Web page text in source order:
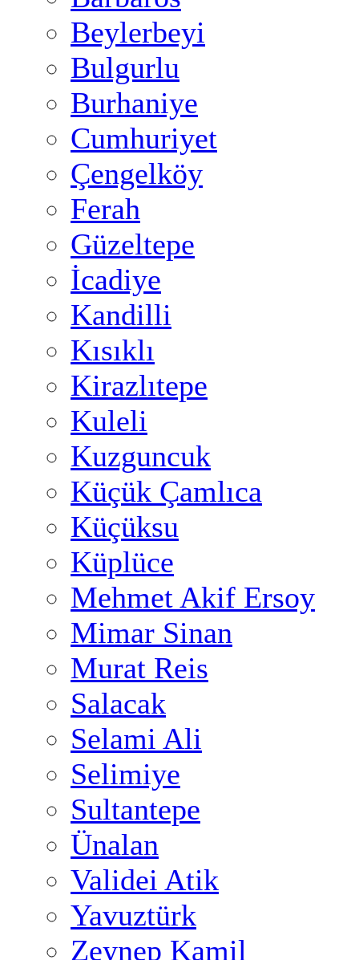
Beylerbeyi
Bulgurlu
Burhaniye
Cumhuriyet
Çengelköy
Ferah
Güzeltepe
İcadiye
Kandilli
Kısıklı
Kirazlıtepe
Kuleli
Kuzguncuk
Küçük Çamlıca
Küçüksu
Küplüce
Mehmet Akif Ersoy
Mimar Sinan
Murat Reis
Salacak
Selami Ali
Selimiye
Sultantepe
Ünalan
Validei Atik
Yavuztürk
Zeynep Kamil